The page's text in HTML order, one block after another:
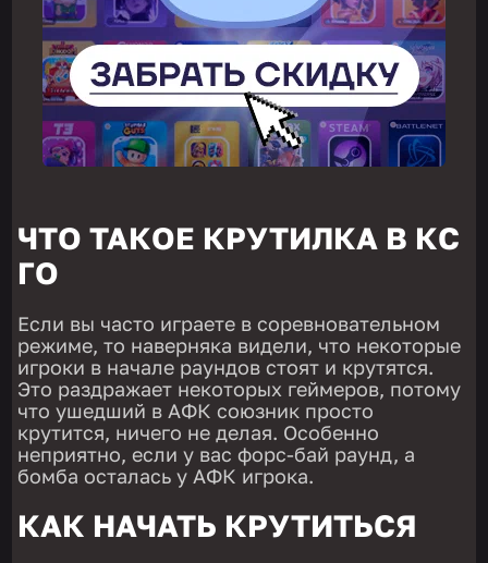
ЧТО ТАКОЕ КРУТИЛКА В КС
ГО
Если вы часто играете в соревновательном
режиме, то наверняка видели, что некоторые
игроки в начале раундов стоят и крутятся.
Это раздражает некоторых геймеров, потому
что ушедший в АФК союзник просто
крутится, ничего не делая. Особенно
неприятно, если у вас форс-бай раунд, а
бомба осталась у АФК игрока.
КАК НАЧАТЬ КРУТИТЬСЯ